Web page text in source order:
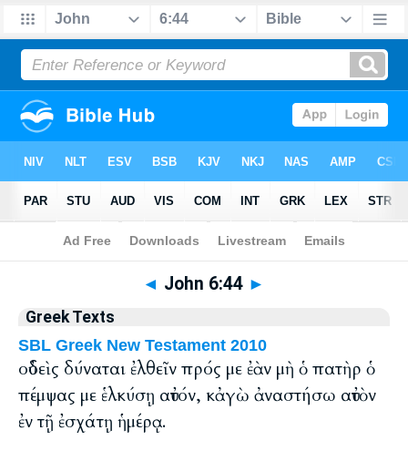
Bible>Greek> John 6:44
◄ John 6:44 ►
Greek Texts
SBL Greek New Testament 2010
οὐδεὶς δύναται ἐλθεῖν πρός με ἐὰν μὴ ὁ πατὴρ ὁ
πέμψας με ἑλκύσῃ αὐτόν, κἀγὼ ἀναστήσω αὐτὸν
ἐν τῇ ἐσχάτῃ ἡμέρᾳ.